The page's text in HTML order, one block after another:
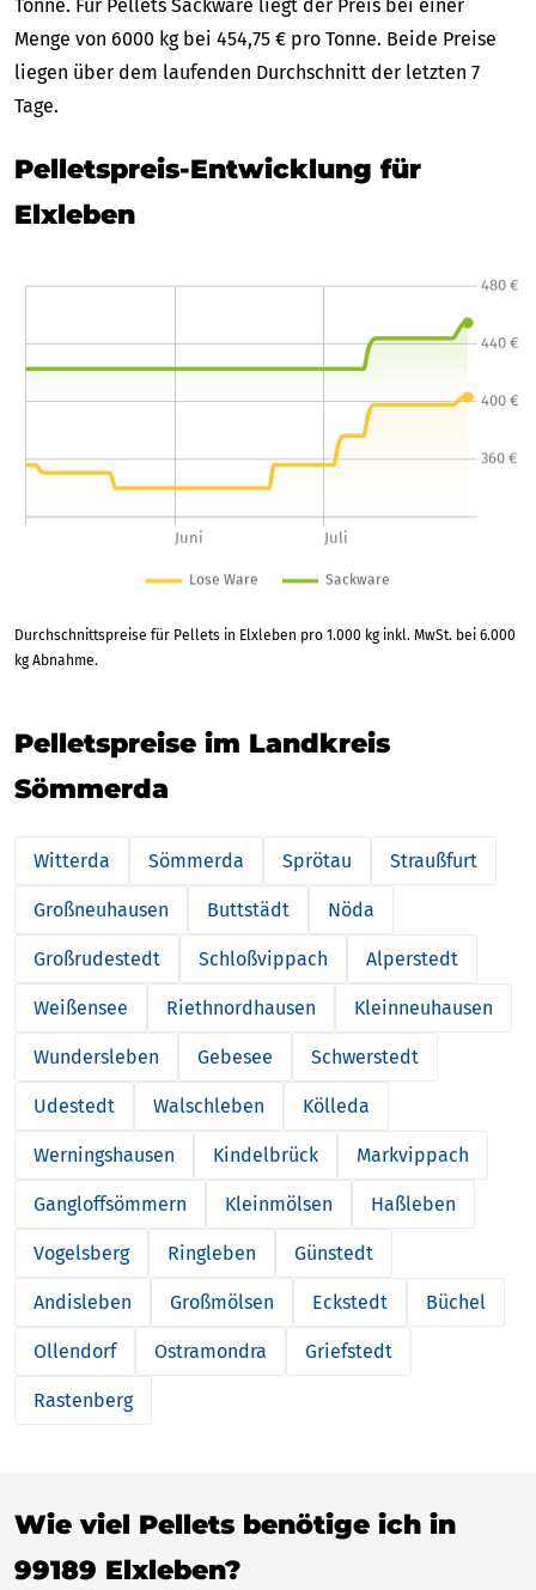
Tonne. Für Pellets Sackware liegt der Preis bei einer
Menge von 6000 kg bei 454,75 € pro Tonne. Beide Preise
liegen über dem laufenden Durchschnitt der letzten 7
Tage.
Pelletspreis-Entwicklung für
Elxleben
Durchschnittspreise für Pellets in Elxleben pro 1.000 kg inkl. MwSt. bei 6.000
kg Abnahme.
Pelletspreise im Landkreis
Sömmerda
Witterda Sömmerda Sprötau Straußfurt
Großneuhausen Buttstädt Nöda
Großrudestedt Schloßvippach Alperstedt
Weißensee Riethnordhausen Kleinneuhausen
Wundersleben Gebesee Schwerstedt
Udestedt Walschleben Kölleda
Werningshausen Kindelbrück Markvippach
Gangloffsömmern Kleinmölsen Haßleben
Vogelsberg Ringleben Günstedt
Andisleben Großmölsen Eckstedt Büchel
Ollendorf Ostramondra Griefstedt
Rastenberg
Wie viel Pellets benötige ich in
99189 Elxleben?